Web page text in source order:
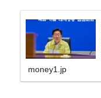
money1.jp